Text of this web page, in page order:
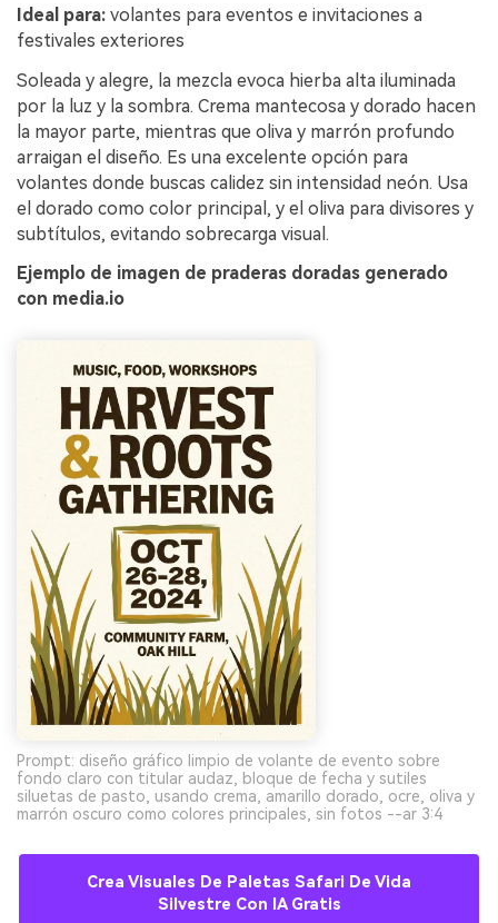
Ideal para: volantes para eventos e invitaciones a
festivales exteriores
Soleada y alegre, la mezcla evoca hierba alta iluminada
por la luz y la sombra. Crema mantecosa y dorado hacen
la mayor parte, mientras que oliva y marrón profundo
arraigan el diseño. Es una excelente opción para
volantes donde buscas calidez sin intensidad neón. Usa
el dorado como color principal, y el oliva para divisores y
subtítulos, evitando sobrecarga visual.
Ejemplo de imagen de praderas doradas generado
con media.io
Prompt: diseño gráfico limpio de volante de evento sobre
fondo claro con titular audaz, bloque de fecha y sutiles
siluetas de pasto, usando crema, amarillo dorado, ocre, oliva y
marrón oscuro como colores principales, sin fotos --ar 3:4
Crea Visuales De Paletas Safari De Vida
Silvestre Con IA Gratis